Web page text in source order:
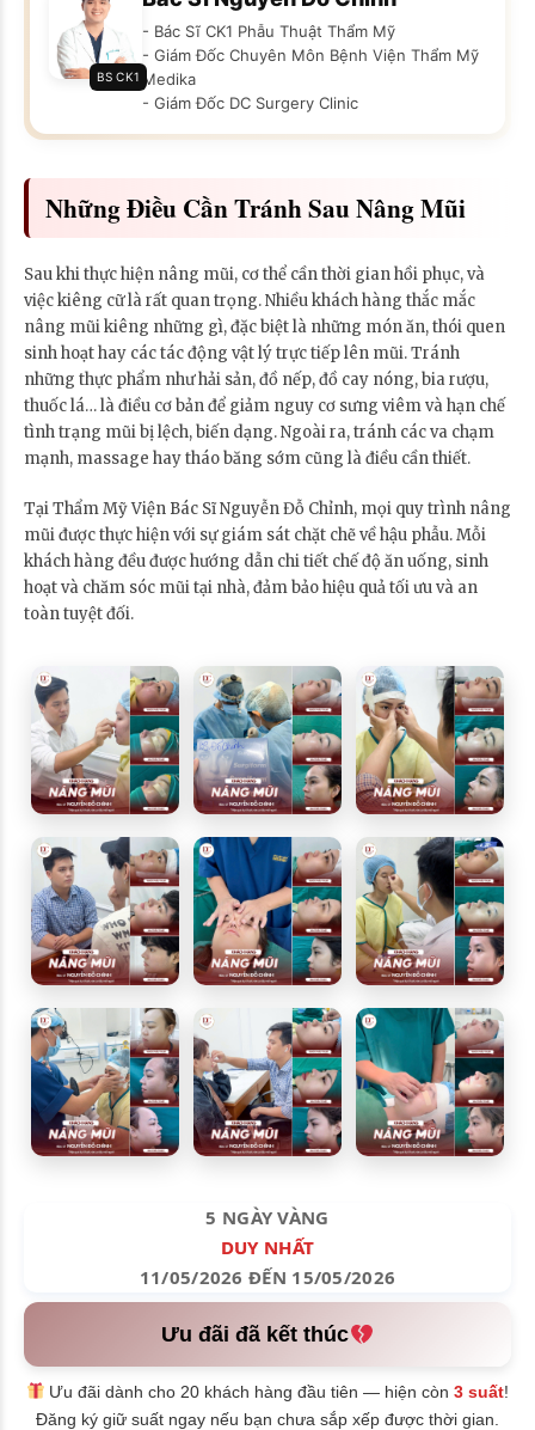
BS CK1
- Bác Sĩ CK1 Phẫu Thuật Thẩm Mỹ
- Giám Đốc Chuyên Môn Bệnh Viện Thẩm Mỹ
Medika
- Giám Đốc DC Surgery Clinic
Những Điều Cần Tránh Sau Nâng Mũi
Sau khi thực hiện nâng mũi, cơ thể cần thời gian hồi phục, và
việc kiêng cữ là rất quan trọng. Nhiều khách hàng thắc mắc
nâng mũi kiêng những gì, đặc biệt là những món ăn, thói quen
sinh hoạt hay các tác động vật lý trực tiếp lên mũi. Tránh
những thực phẩm như hải sản, đồ nếp, đồ cay nóng, bia rượu,
thuốc lá… là điều cơ bản để giảm nguy cơ sưng viêm và hạn chế
tình trạng mũi bị lệch, biến dạng. Ngoài ra, tránh các va chạm
mạnh, massage hay tháo băng sớm cũng là điều cần thiết.
Tại Thẩm Mỹ Viện Bác Sĩ Nguyễn Đỗ Chỉnh, mọi quy trình nâng
mũi được thực hiện với sự giám sát chặt chẽ về hậu phẫu. Mỗi
khách hàng đều được hướng dẫn chi tiết chế độ ăn uống, sinh
hoạt và chăm sóc mũi tại nhà, đảm bảo hiệu quả tối ưu và an
toàn tuyệt đối.
5 NGÀY VÀNG
DUY NHẤT
11/05/2026 ĐẾN 15/05/2026
Ưu đãi đã kết thúc
Ưu đãi dành cho 20 khách hàng đầu tiên — hiện còn3 suất!
Đăng ký giữ suất ngay nếu bạn chưa sắp xếp được thời gian.